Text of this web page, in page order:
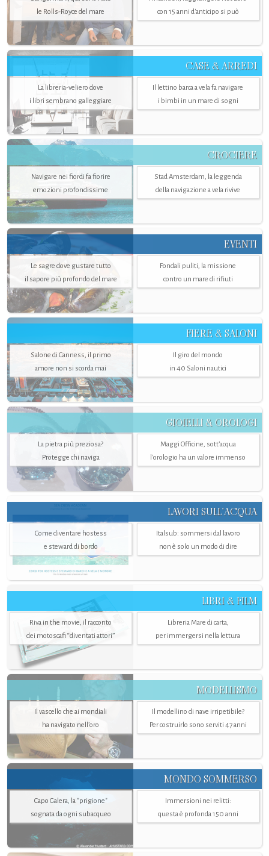
le Rolls-Royce del mare
con 15 anni d'anticipo si può
CASE & ARREDI
La libreria-veliero dove
i libri sembrano galleggiare
Il lettino barca a vela fa navigare
i bimbi in un mare di sogni
CROCIERE
Navigare nei fiordi fa fiorire
emozioni profondissime
Stad Amsterdam, la leggenda
della navigazione a vela rivive
EVENTI
Le sagre dove gustare tutto
il sapore più profondo del mare
Fondali puliti, la missione
contro un mare di rifiuti
FIERE & SALONI
Salone di Canness, il primo
amore non si scorda mai
Il giro del mondo
in 40 Saloni nautici
GIOIELLI & OROLOGI
La pietra più preziosa?
Protegge chi naviga
Maggi Officine, sott’acqua
l'orologio ha un valore immenso
LAVORI SULL’ACQUA
Come diventare hostess
e steward di bordo
Italsub: sommersi dal lavoro
non è solo un modo di dire
LIBRI & FILM
Riva in the movie, il racconto
dei motoscafi “diventati attori”
Libreria Mare di carta,
per immergersi nella lettura
MODELLISMO
Il vascello che ai mondiali
ha navigato nell’oro
Il modellino di nave irripetibile?
Per costruirlo sono serviti 47 anni
MONDO SOMMERSO
Capo Galera, la "prigione"
sognata da ogni subacqueo
Immersioni nei relitti:
questa è profonda 150 anni